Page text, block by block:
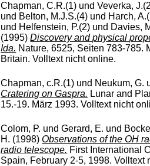
Chapman, C.R.(1) undVeverka,
und Belton, M.J.S.(4) und Harch,
und Helfenstein, P.(2) und Davies,
(1995)Discovery and physical
Ida. Nature, 6525, Seiten 783-785.
Britain. Volltext nicht online.
Chapman, c.R.(1) und Neukum, G.
Cratering on Gaspra. Lunar and
15.-19. März 1993. Volltext nicht
Colom, P. undGerard, E. und
H. (1998)Observations of the OH
radio telescope. First International
Spain, February 2-5, 1998. Volltext